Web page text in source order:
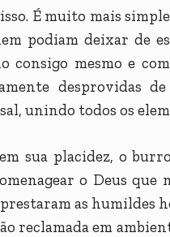
É muito mais
podiam deixar de
consigo mesmo e
desprovidas
unindo todos os
sua placidez, o
o Deus que
prestaram as humildes
reclamada em